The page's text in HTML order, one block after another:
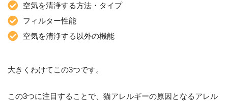
空気を清浄する方法・タイプ
フィルター性能
空気を清浄する以外の機能
大きくわけてこの3つです。
この3つに注目することで、猫アレルギーの原因となるアレル